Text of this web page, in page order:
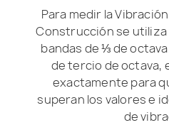
Para medir la
Construcción se utiliza
bandas de ⅓ de
de tercio de octava,
exactamente para
superan los valores e
de